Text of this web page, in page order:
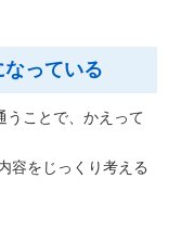
っている
うことで、かえって
容をじっくり考える